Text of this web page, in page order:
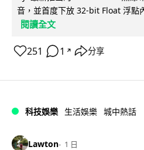
音，並首度下放 32-bit Float 浮點
閱讀全文
251 1 ↗ 分享
科技娛樂 生活娛樂 城中熱話
Lawton 1 日